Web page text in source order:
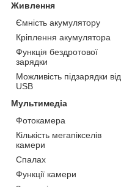
Живлення
Ємність акумулятору
Кріплення акумулятора
Функція бездротової
зарядки
Можливість підзарядки від
USB
Мультимедіа
Фотокамера
Кількість мегапікселів
камери
Спалах
Функції камери